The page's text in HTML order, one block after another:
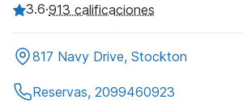
3.6·913 calificaciones
817 Navy Drive, Stockton
Reservas, 2099460923